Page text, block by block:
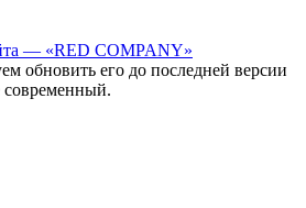
— «RED COMPANY»
обновить его до последней версии
современный.